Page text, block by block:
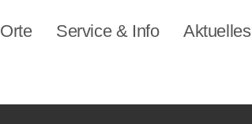
Orte Service & Info Aktuelles